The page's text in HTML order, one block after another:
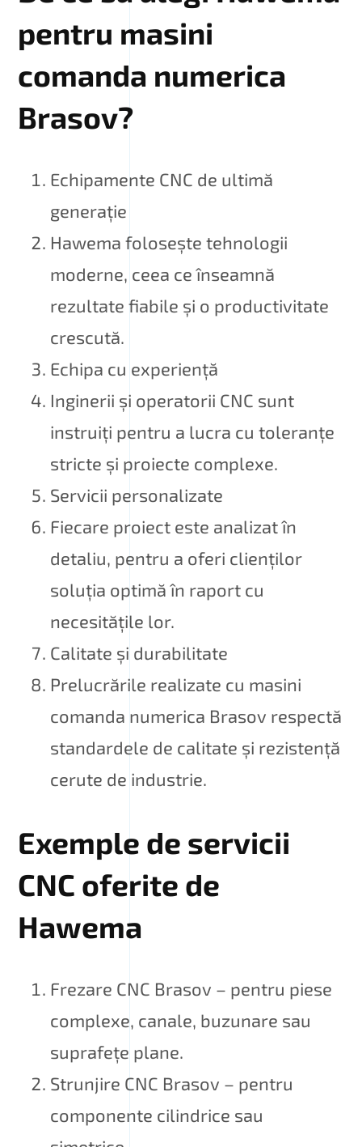
pentru masini
comanda numerica
Brasov?
Echipamente CNC de ultimă
generație
Hawema folosește tehnologii
moderne, ceea ce înseamnă
rezultate fiabile și o productivitate
crescută.
Echipa cu experiență
Inginerii și operatorii CNC sunt
instruiți pentru a lucra cu toleranțe
stricte și proiecte complexe.
Servicii personalizate
Fiecare proiect este analizat în
detaliu, pentru a oferi clienților
soluția optimă în raport cu
necesitățile lor.
Calitate și durabilitate
Prelucrările realizate cu masini
comanda numerica Brasov respectă
standardele de calitate și rezistență
cerute de industrie.
Exemple de servicii
CNC oferite de
Hawema
Frezare CNC Brasov – pentru piese
complexe, canale, buzunare sau
suprafețe plane.
Strunjire CNC Brasov – pentru
componente cilindrice sau